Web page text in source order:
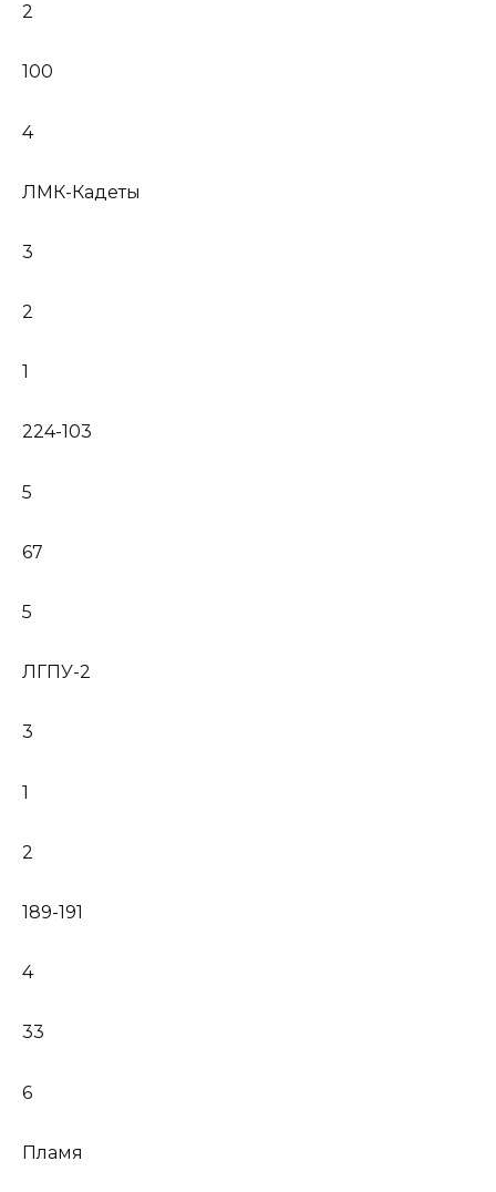
2
100
4
ЛМК-Кадеты
3
2
1
224-103
5
67
5
ЛГПУ-2
3
1
2
189-191
4
33
6
Пламя